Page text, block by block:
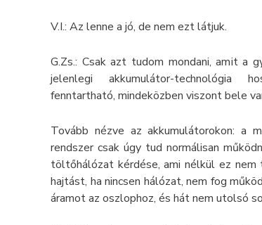
V.I.: Az lenne a jó, de nem ezt látjuk.
G.Zs.: Csak azt tudom mondani, amit a
jelenlegi akkumulátor-technológia
fenntartható, mindeközben viszont bele
Tovább nézve az akkumulátorokon: a
rendszer csak úgy tud normálisan
töltőhálózat kérdése, ami nélkül ez
hajtást, ha nincsen hálózat, nem fog
áramot az oszlophoz, és hát nem utolsó